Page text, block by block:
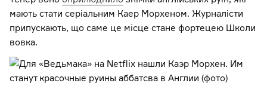
мають стати серіальним Каер Морхеном. Журналісти
припускають, що саме це місце стане фортецею Школи
вовка.